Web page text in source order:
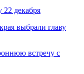
декабря
выбрали главу
встречу с